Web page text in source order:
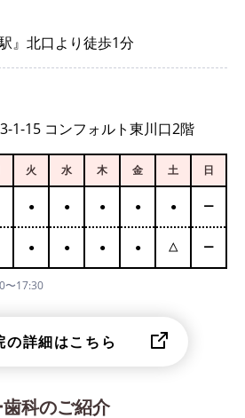
』北口より徒歩1分
1-15 コンフォルト東川口2階
火 水 木 金 土 日
● ● ● ● ● ー
● ● ● ● △ ー
17:30
の詳細はこちら
科のご紹介